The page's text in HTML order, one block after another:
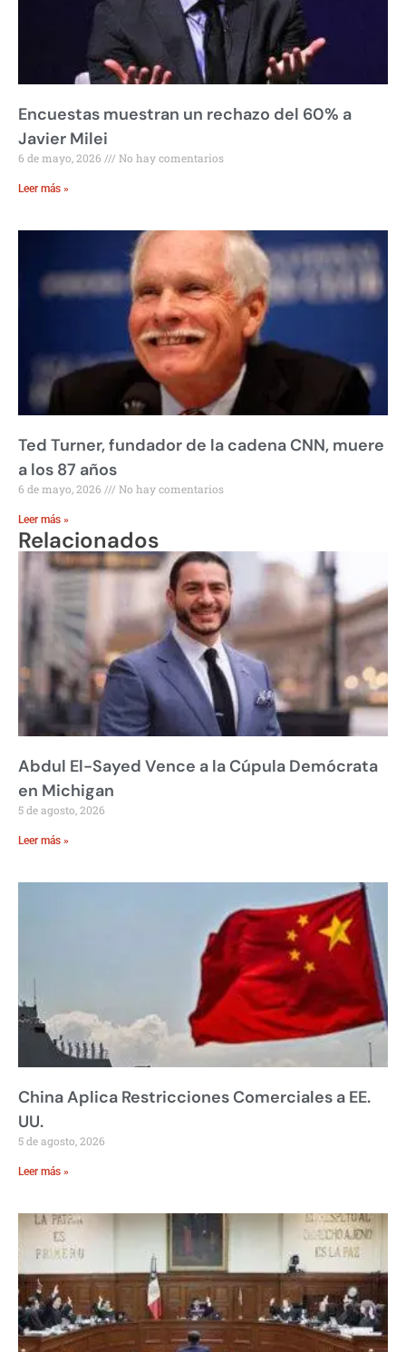
Encuestas muestran un rechazo del 60% a
Javier Milei
6 de mayo, 2026 No hay comentarios
Leer más »
Ted Turner, fundador de la cadena CNN, muere
a los 87 años
6 de mayo, 2026 No hay comentarios
Leer más »
Relacionados
Abdul El-Sayed Vence a la Cúpula Demócrata
en Michigan
5 de agosto, 2026
Leer más »
China Aplica Restricciones Comerciales a EE.
UU.
5 de agosto, 2026
Leer más »